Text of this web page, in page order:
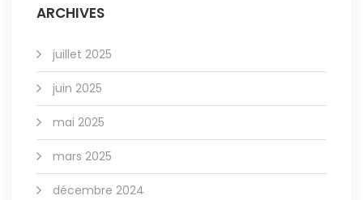
ARCHIVES
juillet 2025
juin 2025
mai 2025
mars 2025
décembre 2024